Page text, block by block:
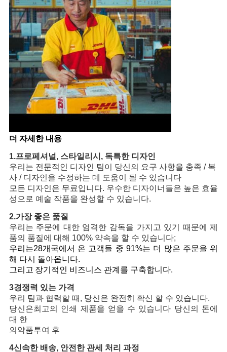
더 자세한 내용
1.프로페셔널, 스타일리시, 독특한 디자인
우리는 전문적인 디자인 팀이 당신의 요구 사항을 충족 / 복
사 / 디자인을 수정하는 데 도움이 될 수 있습니다
모든 디자인은 무료입니다. 우수한 디자이너들은 높은 효율
성으로 예술 작품을 완성할 수 있습니다.
2.가장 좋은 품질
우리는 주문에 대한 엄격한 감독을 가지고 있기 때문에 제
품의 품질에 대해 100% 약속을 할 수 있습니다;
우리는28개국에서 온 고객들 중 91%는 더 많은 주문을 위
해 다시 돌아옵니다.
그리고 장기적인 비즈니스 관계를 구축합니다.
3경쟁력 있는 가격
우리 팀과 협력할 때, 당신은 완전히 확신 할 수 있습니다.
당신은최고의 인쇄 제품을 얻을 수 있습니다 당신의 돈에
대 한
의약품투여 후
4신속한 배송, 안전한 관세 처리 과정